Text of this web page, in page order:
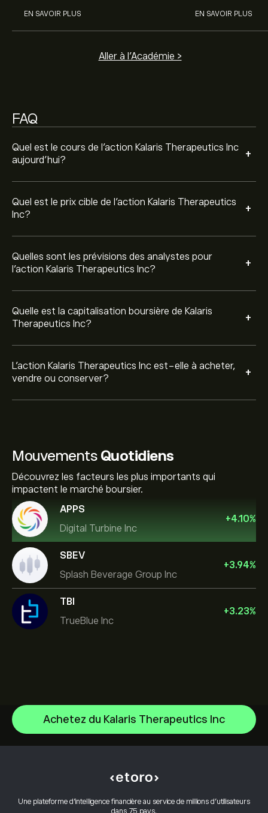
EN SAVOIR PLUS EN SAVOIR PLUS
Aller à l'Académie >
FAQ
Quel est le cours de l'action Kalaris Therapeutics Inc
aujourd'hui?
+
Quel est le prix cible de l'action Kalaris Therapeutics
Inc?
+
Quelles sont les prévisions des analystes pour
l'action Kalaris Therapeutics Inc?
+
Les analystes offrent des prévisions pour l'action
anticipée. Découvrez les dernières prévisions pour les
mouvements de prix futurs.
Quelle est la capitalisation boursière de Kalaris
Therapeutics Inc?
+
L’action Kalaris Therapeutics Inc est-elle à acheter,
vendre ou conserver?
+
Sur la base des recommandations de 3 analystes
consensus général est Achat ferme.
Mouvements Quotidiens
Découvrez les facteurs les plus importants qui
impactent le marché boursier.
APPS
Digital Turbine Inc
+4.10%
SBEV
Splash Beverage Group Inc
+3.94%
TBI
TrueBlue Inc
+3.23%
Achetez du Kalaris Therapeutics Inc
Une plateforme d’intelligence financière au service de millions d’utilisateurs
dans 75 pays.
NVIDIA Corporation
Centre d’aide
Comment effectuer un retrait
Ouvrir un compte
Comment fonctionne le CopyTrading
Qu’est-ce que l’effet de levier et la marge
Pourquoi choisir eToro